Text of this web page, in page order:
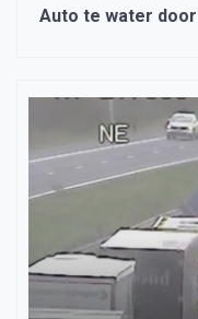
Auto te water